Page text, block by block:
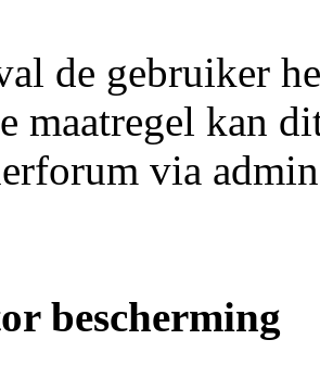
de gebruiker
maatregel kan
via
bescherming